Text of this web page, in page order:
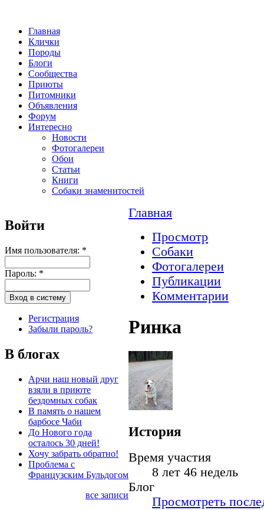
Главная
Клички
Породы
Блоги
Сообщества
Приюты
Питомники
Объявления
Форум
Интересно
Новости
Фотогалереи
Обои
Статьи
Книги
Собаки знаменитостей
Войти
Имя пользователя: *
Пароль: *
Регистрация
Забыли пароль?
В блогах
Арчи наш новый друг
взяли в приюте
бездомных собак
В память о нашем
барбосе Чаби
До Нового года
осталось 30 дней!
Хочу забрать обратно!
Проблема с
Французским Бульдогом
все записи
Главная
Просмотр
Собаки
Фотогалереи
Публикации
Комментарии
Ринка
История
Время участия
8 лет 46 недель
Блог
Просмотреть